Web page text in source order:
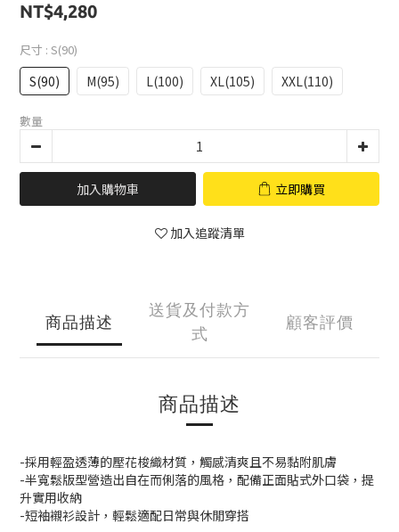
NT$4,280
尺寸 : S(90)
S(90) M(95) L(100) XL(105) XXL(110)
數量
加入購物車 立即購買
加入追蹤清單
商品描述
送貨及付款方
式
顧客評價
商品描述
-採用輕盈透薄的壓花梭織材質，觸感清爽且不易黏附肌膚
-半寬鬆版型營造出自在而俐落的風格，配備正面貼式外口袋，提
升實用收納
-短袖襯衫設計，輕鬆適配日常與休閒穿搭